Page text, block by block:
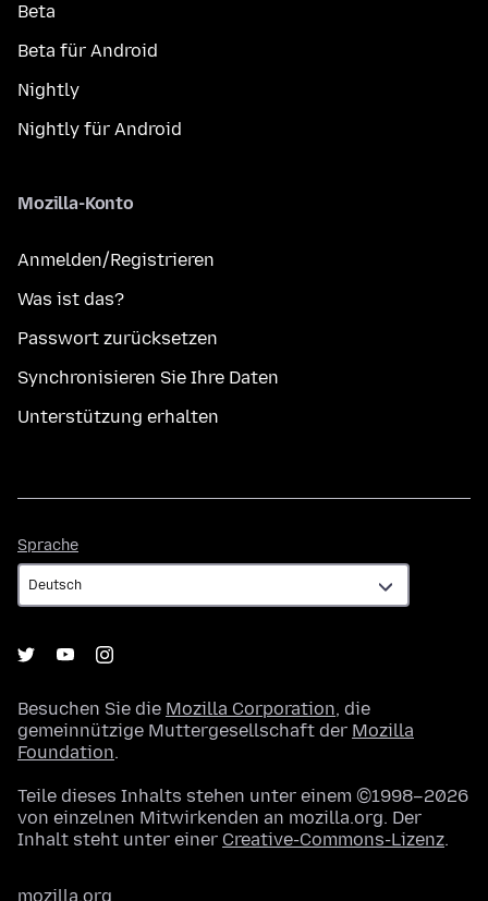
Beta
Beta für Android
Nightly
Nightly für Android
Mozilla-Konto
Anmelden/Registrieren
Was ist das?
Passwort zurücksetzen
Synchronisieren Sie Ihre Daten
Unterstützung erhalten
Sprache
Besuchen Sie die Mozilla Corporation, die
gemeinnützige Muttergesellschaft der Mozilla
Foundation.
Teile dieses Inhalts stehen unter einem ©1998–2026
von einzelnen Mitwirkenden an mozilla.org. Der
Inhalt steht unter einer Creative-Commons-Lizenz.
mozilla.org